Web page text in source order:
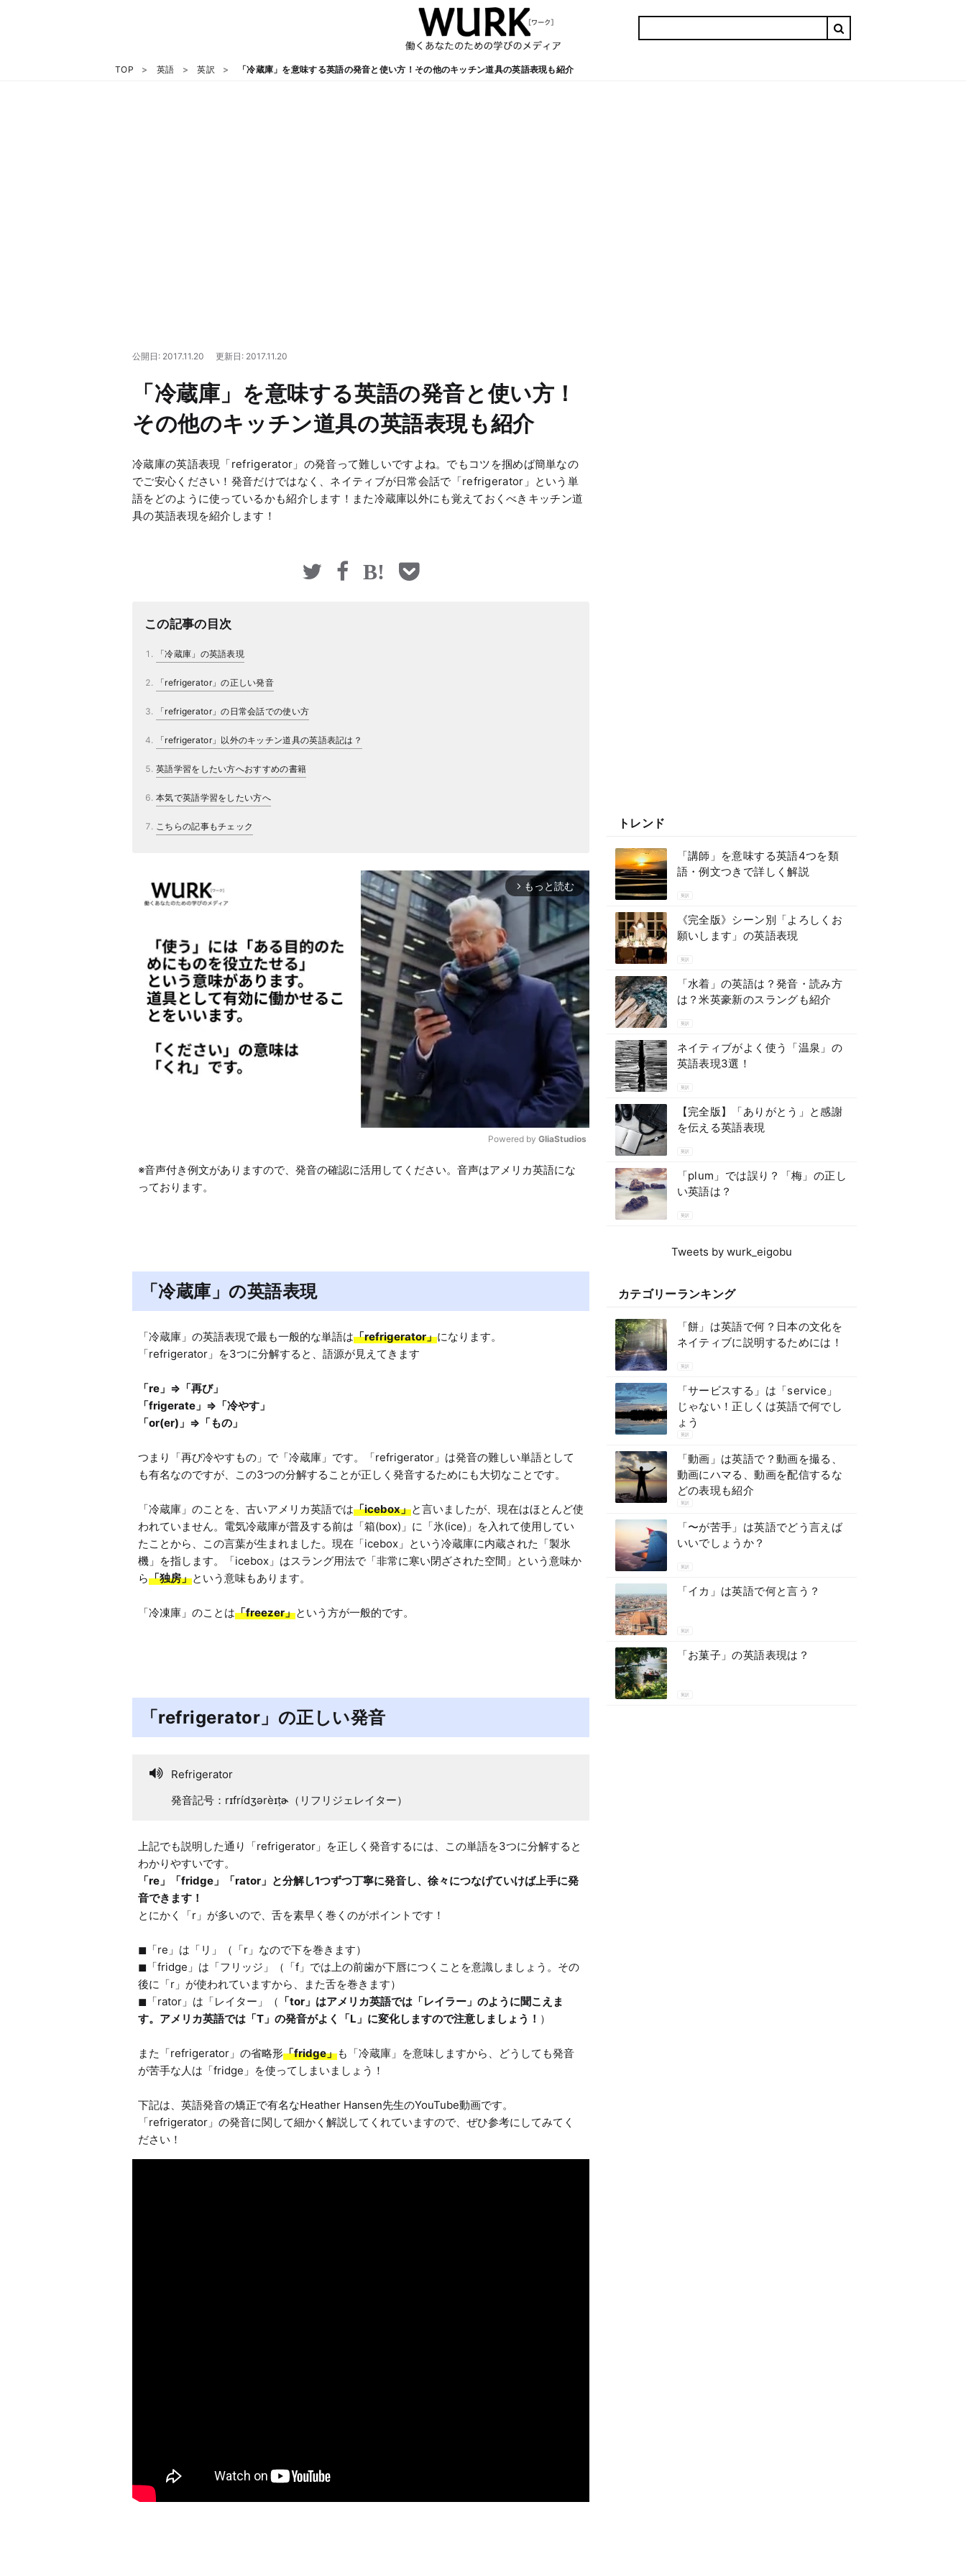
TOP 英語 英訳 「冷蔵庫」を意味する英語の発音と使い方！その他のキッチン道具の英語表現も紹介
公開日: 2017.11.20 更新日: 2017.11.20
「冷蔵庫」を意味する英語の発音と使い方！
その他のキッチン道具の英語表現も紹介
冷蔵庫の英語表現「refrigerator」の発音って難しいですよね。でもコツを掴めば簡単なの
でご安心ください！発音だけではなく、ネイティブが日常会話で「refrigerator」という単
語をどのように使っているかも紹介します！また冷蔵庫以外にも覚えておくべきキッチン道
具の英語表現を紹介します！
この記事の目次
「冷蔵庫」の英語表現
「refrigerator」の正しい発音
「refrigerator」の日常会話での使い方
「refrigerator」以外のキッチン道具の英語表記は？
英語学習をしたい方へおすすめの書籍
本気で英語学習をしたい方へ
こちらの記事もチェック
arrow_forward_ios もっと読む
M
Powered by GliaStudios
※音声付き例文がありますので、発音の確認に活用してください。音声はアメリカ英語にな
っております。
「冷蔵庫」の英語表現
「冷蔵庫」の英語表現で最も一般的な単語は「refrigerator」になります。
「re」=>「再び」
「frigerate」=>「冷やす」
つまり「再び冷やすもの」で「冷蔵庫」です。「refrigerator」は発音の難しい単語として
も有名なのですが、この3つの分解することが正しく発音するためにも大切なことです。
「冷蔵庫」のことを、古いアメリカ英語では「icebox」と言いましたが、現在はほとんど使
われていません。電気冷蔵庫が普及する前は「箱(box)」に「氷(ice)」を入れて使用してい
たことから、この言葉が生まれました。現在「icebox」という冷蔵庫に内蔵された「製氷
機」を指します。「icebox」はスラング用法で「非常に寒い閉ざされた空間」という意味か
ら「独房」という意味もあります。
「冷凍庫」のことは「freezer」という方が一般的です。
「refrigerator」の正しい発音
Refrigerator
発音記号：rɪfrídʒərèɪṭɚ（リフリジェレイター）
上記でも説明した通り「refrigerator」を正しく発音するには、この単語を3つに分解すると
「re」「fridge」「rator」と分解し1つずつ丁寧に発音し、徐々につなげていけば上手に発
音できます！
とにかく「r」が多いので、舌を素早く巻くのがポイントです！
◼「re」は「リ」（「r」なので下を巻きます）
◼「fridge」は「フリッジ」（「f」では上の前歯が下唇につくことを意識しましょう。その
後に「r」が使われていますから、また舌を巻きます）
◼「rator」は「レイター」（ 「tor」はアメリカ英語では「レイラー」のように聞こえま
す。アメリカ英語では「T」の発音がよく「L」に変化しますので注意しましょう！ ）
また「refrigerator」の省略形「fridge」も「冷蔵庫」を意味しますから、どうしても発音
が苦手な人は「fridge」を使ってしまいましょう！
下記は、英語発音の矯正で有名なHeather Hansen先生のYouTube動画です。
「refrigerator」の発音に関して細かく解説してくれていますので、ぜひ参考にしてみてく
ださい！
トレンド
「講師」を意味する英語4つを類
語・例文つきで詳しく解説
英訳
《完全版》シーン別「よろしくお
願いします」の英語表現
英訳
「水着」の英語は？発音・読み方
は？米英豪新のスラングも紹介
英訳
ネイティブがよく使う「温泉」の
英語表現3選！
英訳
【完全版】「ありがとう」と感謝
を伝える英語表現
英訳
「plum」では誤り？「梅」の正し
い英語は？
英訳
Tweets by wurk_eigobu
カテゴリーランキング
「餅」は英語で何？日本の文化を
ネイティブに説明するためには！
英訳
「サービスする」は「service」
じゃない！正しくは英語で何でし
ょう
英訳
「動画」は英語で？動画を撮る、
動画にハマる、動画を配信するな
どの表現も紹介
英訳
「〜が苦手」は英語でどう言えば
いいでしょうか？
英訳
「イカ」は英語で何と言う？
英訳
「お菓子」の英語表現は？
英訳